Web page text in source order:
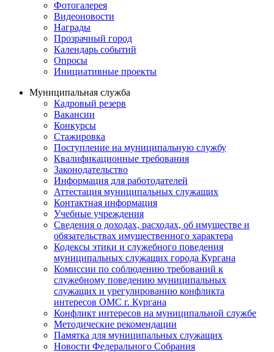
Фотогалерея
Видеоновости
Награды
Прозрачный город
Календарь событий
Опросы
Инициативные проекты
Муниципальная служба
Кадровый резерв
Вакансии
Конкурсы
Стажировка
Поступление на муниципальную службу
Квалификационные требования
Законодательство
Информация для работодателей
Аттестация муниципальных служащих
Контактная информация
Учебные учреждения
Сведения о доходах, расходах, об имуществе и
обязательствах имущественного характера
Кодексы этики и служебного поведения
муниципальных служащих города Кургана
Комиссии по соблюдению требований к
служебному поведению муниципальных
служащих и урегулированию конфликта
интересов ОМС г. Кургана
Конфликт интересов на муниципальной службе
Методические рекомендации
Памятка для муниципальных служащих
Новости Федерального Cобрания